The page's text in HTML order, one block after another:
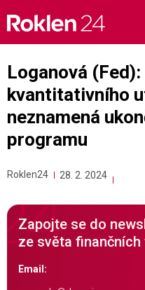
content
Loganová
kvantitativního
neznamená
programu
Roklen24 28. 2. 2024
Zapojte se do
ze světa finančních
Email: